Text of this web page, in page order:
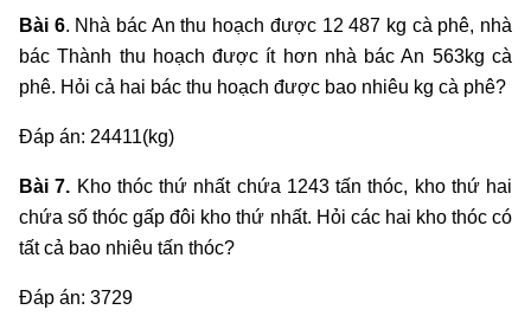
Bài 6. Nhà bác An thu hoạch được 12 487 kg cà phê, nhà
bác Thành thu hoạch được ít hơn nhà bác An 563kg cà
phê. Hỏi cả hai bác thu hoạch được bao nhiêu kg cà phê?
Đáp án: 24411(kg)
Bài 7. Kho thóc thứ nhất chứa 1243 tấn thóc, kho thứ hai
chứa số thóc gấp đôi kho thứ nhất. Hỏi các hai kho thóc có
tất cả bao nhiêu tấn thóc?
Đáp án: 3729